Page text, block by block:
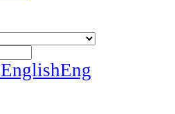
EnglishEng